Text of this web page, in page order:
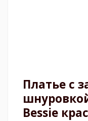
Платье с
Bessie